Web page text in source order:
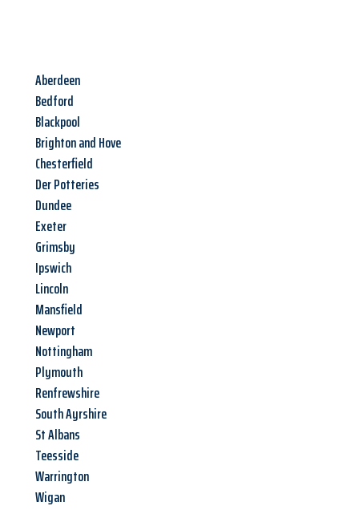
Aberdeen
Bedford
Blackpool
Brighton and Hove
Chesterfield
Der Potteries
Dundee
Exeter
Grimsby
Ipswich
Lincoln
Mansfield
Newport
Nottingham
Plymouth
Renfrewshire
South Ayrshire
St Albans
Teesside
Warrington
Wigan